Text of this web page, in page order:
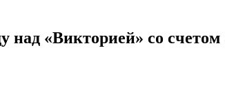
«Викторией» со счетом